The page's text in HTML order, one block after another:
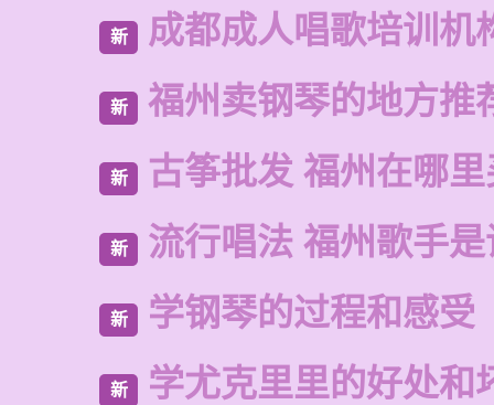
新 成都成人唱歌培训机
新 福州卖钢琴的地方推
新 古筝批发 福州在哪
新 流行唱法 福州歌手是
新 学钢琴的过程和感受
新 学尤克里里的好处和